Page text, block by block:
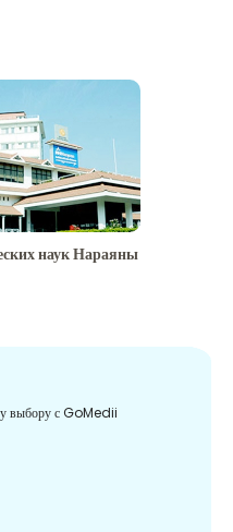
наук Нараяны
выбору с GoMedii